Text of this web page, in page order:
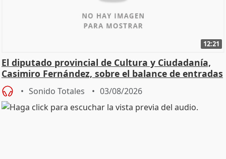
12:21
El diputado provincial de Cultura y Ciudadanía,
Casimiro Fernández, sobre el balance de entradas
Sonido Totales 03/08/2026